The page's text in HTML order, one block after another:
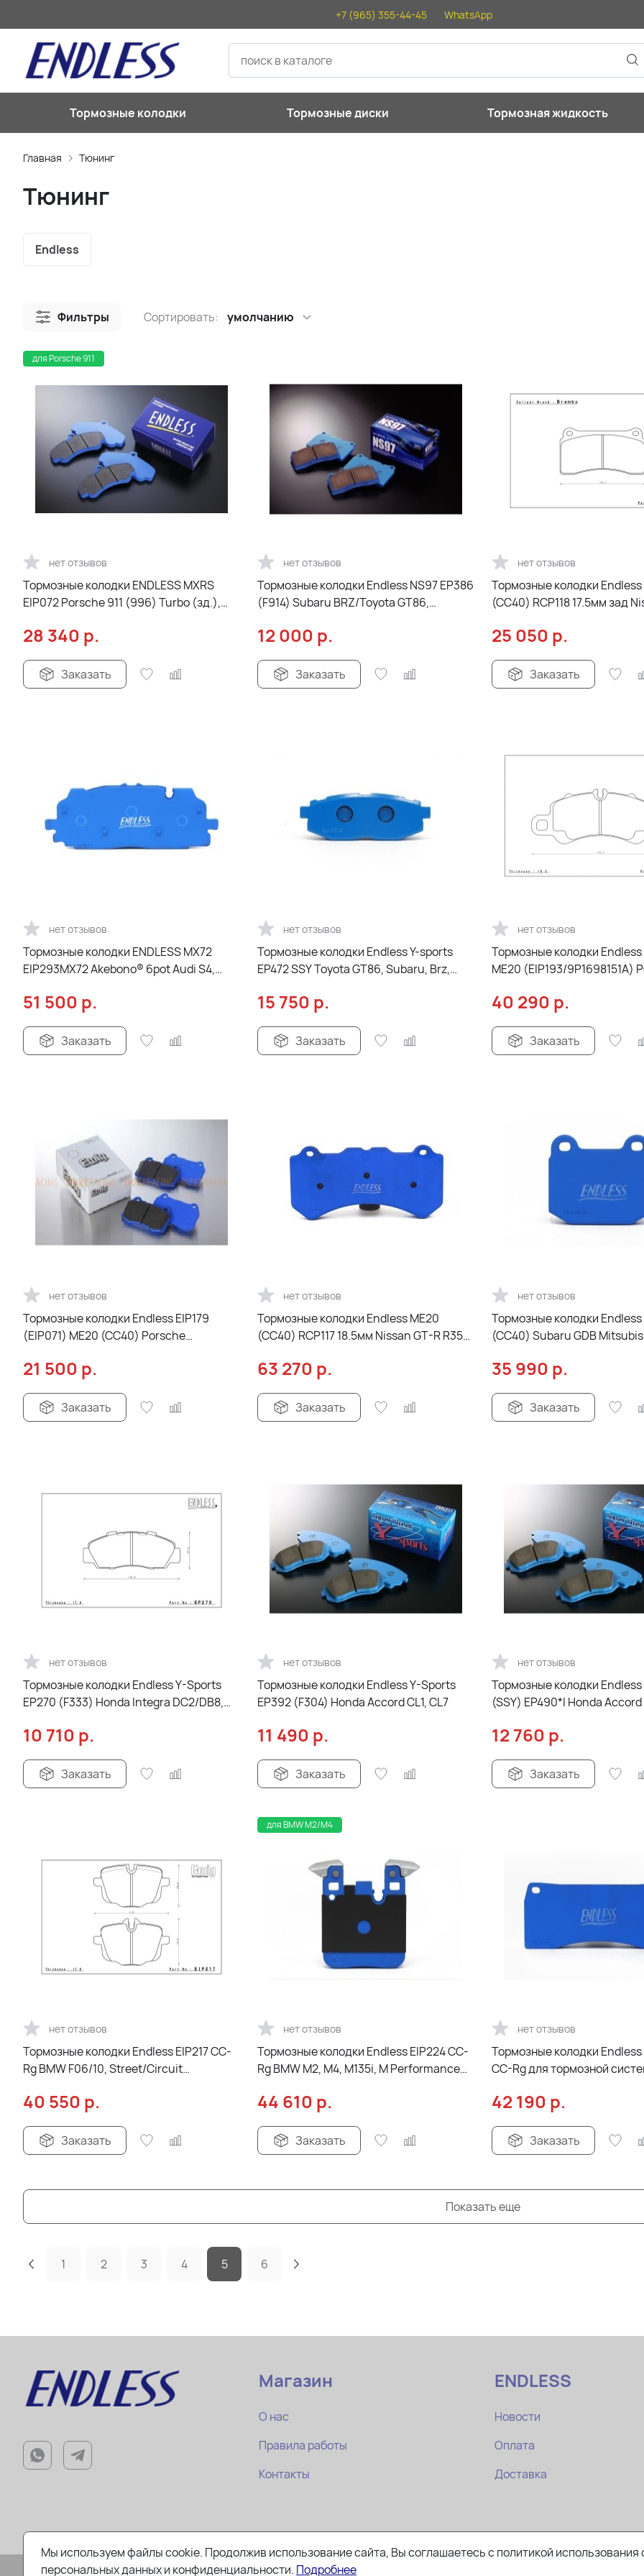
+7 (965) 355-44-45 WhatsApp
Тормозные колодки Тормозные диски Тормозная жидкость
Главная Тюнинг
Тюнинг
Endless
Фильтры Сортировать: умолчанию
для Porsche 911
нет отзывов
Тормозные колодки ENDLESS MXRS
EIP072 Porsche 911 (996) Turbo (зд.),
compound, перед/зад
28 340 р.
Заказать
нет отзывов
Тормозные колодки Endless NS97 EP386
(F914) Subaru BRZ/Toyota GT86,
12 000 р.
Заказать
нет отзывов
Тормозные колодки Endless
(CC40) RCP118 17.5мм зад
25 050 р.
Заказать
нет отзывов
Тормозные колодки ENDLESS MX72
EIP293MX72 Akebono® 6pot Audi S4,
51 500 р.
Заказать
нет отзывов
Тормозные колодки Endless Y-sports
EP472 SSY Toyota GT86, Subaru, Brz,
15 750 р.
Заказать
нет отзывов
Тормозные колодки Endless
ME20 (EIP193/9P1698151A)
40 290 р.
Заказать
нет отзывов
Тормозные колодки Endless EIP179
(EIP071) ME20 (CC40) Porsche
21 500 р.
Заказать
нет отзывов
Тормозные колодки Endless ME20
(CC40) RCP117 18.5мм Nissan GT-R R35
63 270 р.
Заказать
нет отзывов
Тормозные колодки Endless
(CC40) Subaru GDB
35 990 р.
Заказать
нет отзывов
Тормозные колодки Endless Y-Sports
EP270 (F333) Honda Integra DC2/DB8,
10 710 р.
Заказать
нет отзывов
Тормозные колодки Endless Y-Sports
EP392 (F304) Honda Accord CL1, CL7
11 490 р.
Заказать
нет отзывов
Тормозные колодки
(SSY) EP490*I Honda Accord
12 760 р.
Заказать
нет отзывов
Тормозные колодки Endless EIP217 CC-
Rg BMW F06/10, Street/Circuit
40 550 р.
Заказать
для BMW M2/M4
нет отзывов
Тормозные колодки Endless EIP224 CC-
Rg BMW M2, M4, M135i, M Performance
44 610 р.
Заказать
нет отзывов
Тормозные колодки Endless
CC-Rg для тормозной
42 190 р.
Заказать
Показать еще
1 2 3 4 5 6
Магазин
О нас
Правила работы
Контакты
ENDLESS
Новости
Оплата
Доставка
Мы используем файлы cookie. Продолжив использование сайта, Вы соглашаетесь с политикой использования
персональных данных и конфиденциальности. Подробнее